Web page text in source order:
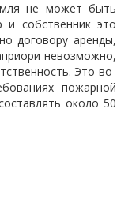
не может быть
и собственник это
договору аренды,
невозможно,
Это во-
пожарной
около 50